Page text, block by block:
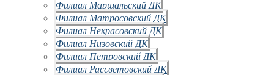
Филиал Маршальский ДК
Филиал Матросовский ДК
Филиал Некрасовский ДК
Филиал Низовский ДК
Филиал Петровский ДК
Филиал Рассветовский ДК